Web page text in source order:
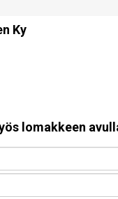
Ky
lomakkeen